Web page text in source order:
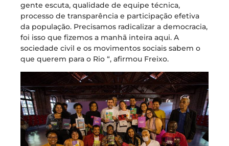
gente escuta, qualidade de equipe técnica,
processo de transparência e participação efetiva
da população. Precisamos radicalizar a democracia,
foi isso que fizemos a manhã inteira aqui. A
sociedade civil e os movimentos sociais sabem o
que querem para o Rio “, afirmou Freixo.